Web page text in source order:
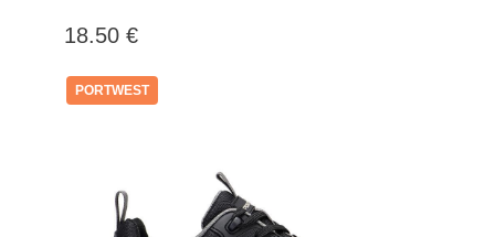
18.50 €
PORTWEST